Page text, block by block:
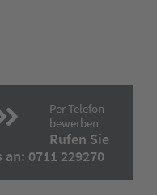
Per Telefon
bewerben
Rufen Sie
an: 0711 229270